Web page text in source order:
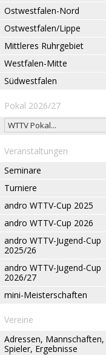
Ostwestfalen-Nord
Ostwestfalen/Lippe
Mittleres Ruhrgebiet
Westfalen-Mitte
Südwestfalen
Pokal 2026/27
Veranstaltungen
Seminare
Turniere
andro WTTV-Cup 2025
andro WTTV-Cup 2026
andro WTTV-Jugend-Cup
2025/26
andro WTTV-Jugend-Cup
2026/27
mini-Meisterschaften
Vereine
Adressen, Mannschaften,
Spieler, Ergebnisse